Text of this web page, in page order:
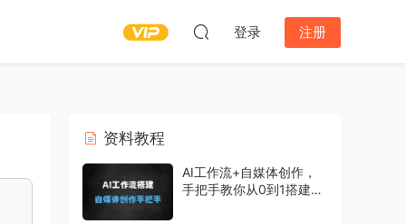
登录 注册
资料教程
AI工作流+自媒体创作，
手把手教你从0到1搭建一